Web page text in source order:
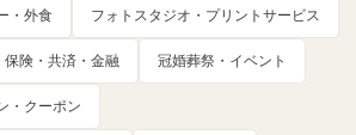
・外食 フォトスタジオ・プリントサービス
保険・共済・金融 冠婚葬祭・イベント
・クーポン